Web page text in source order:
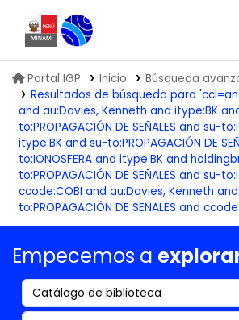
Biblioteca IGP
Portal IGP Inicio
Búsqueda
Resultados de búsqueda para
and au:Davies, Kenneth and itype:BK
to:PROPAGACIÓN DE SEÑALES and su-
itype:BK and su-to:PROPAGACIÓN DE
to:IONOSFERA and itype:BK and
to:PROPAGACIÓN DE SEÑALES and su-
ccode:COBI and au:Davies, Kenneth
to:PROPAGACIÓN DE SEÑALES and
Empecemos a